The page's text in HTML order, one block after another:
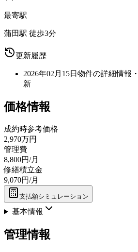
最寄駅
蒲田駅 徒歩3分
更新履歴
2026年02月15日 物件の詳細情報
新
価格情報
成約時参考価格
2,970万円
管理費
8,800円/月
修繕積立金
9,070円/月
支払額シミュレーション
基本情報
管理情報